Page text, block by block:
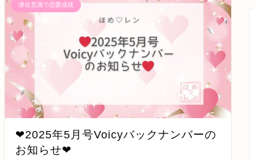
潜在意識で恋愛成就
❤2025年5月号Voicyバックナンバーの
お知らせ❤